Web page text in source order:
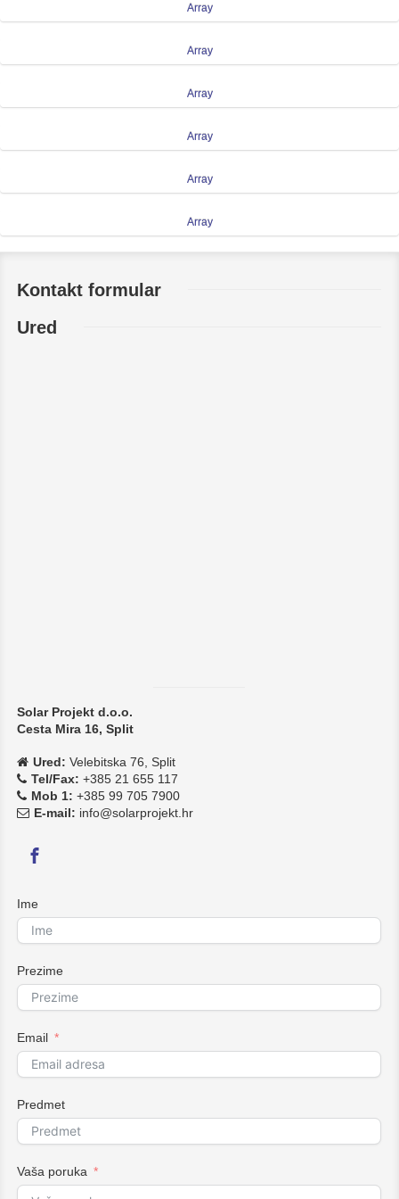
Array
Array
Array
Array
Array
Array
Kontakt formular
Ured
Solar Projekt d.o.o.
Cesta Mira 16, Split
Ured: Velebitska 76, Split
Tel/Fax: +385 21 655 117
Mob 1: +385 99 705 7900
E-mail: info@solarprojekt.hr
Ime
Prezime
Email
Predmet
Vaša poruka